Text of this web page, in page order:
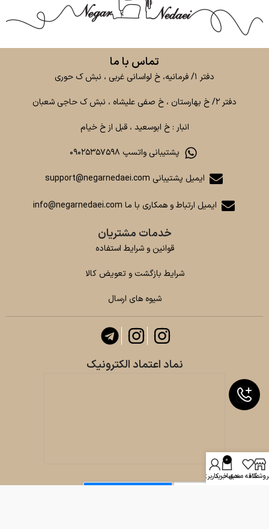
تماس با ما
دفتر ۱/ فرمانیه، خ لواسانی غربی ، نبش ک حوری
دفتر ۲/ خ بهارستان ، خ صفی علیشاه ، نبش ک حاجی شعبان
انبار : خ ابوسعید ، قبل از خ خیام
پشتیبانی واتسپ ۰۹۰۲۵۳۵۷۵۹۸
ایمیل پشتیبانی support@negarnedaei.com
ایمیل ارتباط و همکاری با ما info@negarnedaei.com
خدمات مشتریان
قوانین و شرایط استفاده
شرایط بازگشت و تعویض کالا
شیوه های ارسال
نماد اعتماد الکترونیک
علاقه مندی
0
سبد خرید
حساب کاربری من